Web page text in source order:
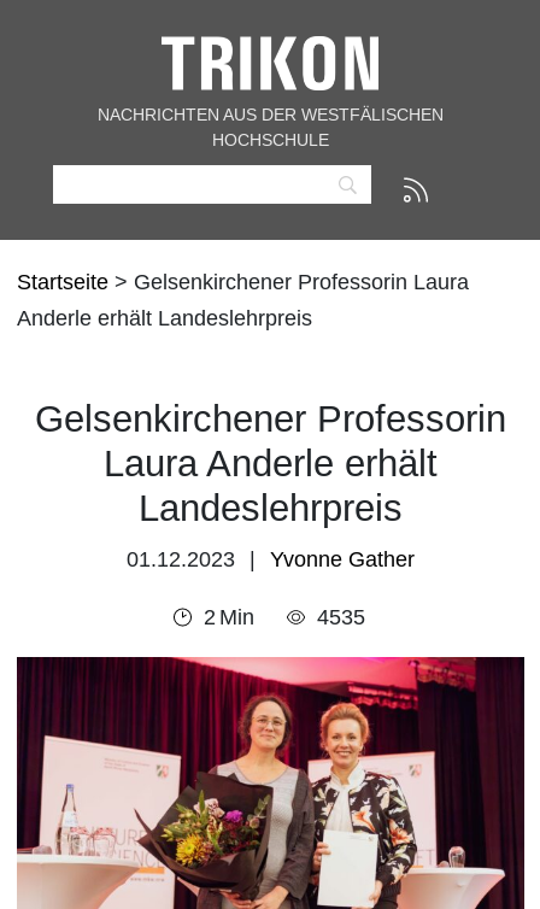
NACHRICHTEN AUS DER WESTFÄLISCHEN
HOCHSCHULE
Startseite > Gelsenkirchener Professorin Laura
Anderle erhält Landeslehrpreis
Gelsenkirchener Professorin
Laura Anderle erhält
Landeslehrpreis
01.12.2023 Yvonne Gather
2 Min 4535